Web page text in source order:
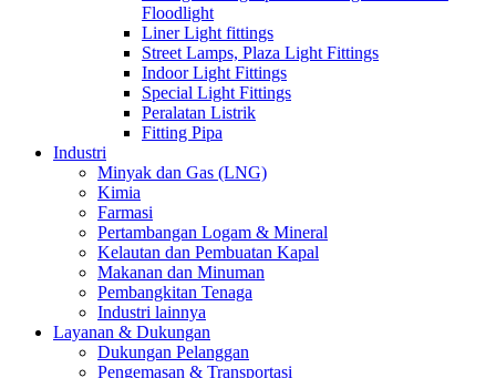
Floodlight
Liner Light fittings
Street Lamps, Plaza Light Fittings
Indoor Light Fittings
Special Light Fittings
Peralatan Listrik
Fitting Pipa
Industri
Minyak dan Gas (LNG)
Kimia
Farmasi
Pertambangan Logam & Mineral
Kelautan dan Pembuatan Kapal
Makanan dan Minuman
Pembangkitan Tenaga
Industri lainnya
Layanan & Dukungan
Dukungan Pelanggan
Pengemasan & Transportasi